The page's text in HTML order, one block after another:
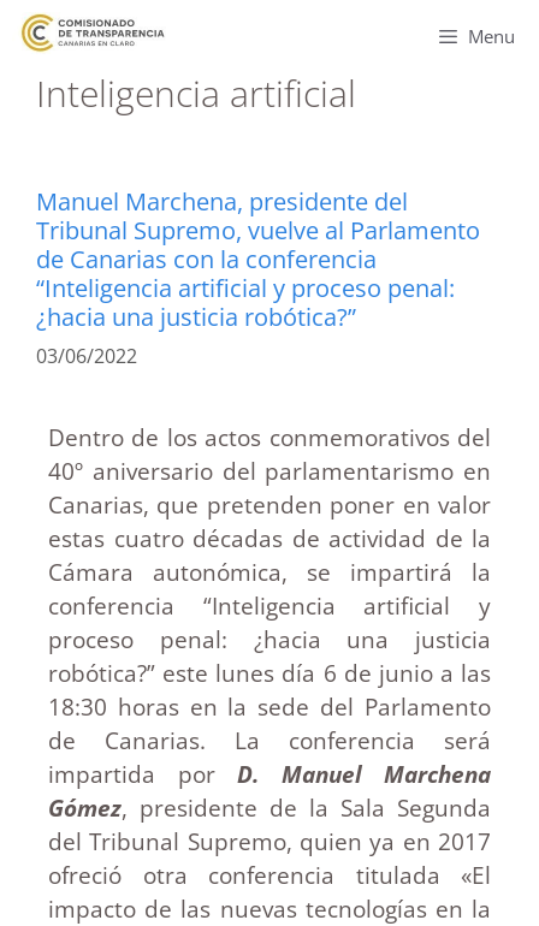
Menu
Inteligencia artificial
Manuel Marchena, presidente del
Tribunal Supremo, vuelve al Parlamento
de Canarias con la conferencia
“Inteligencia artificial y proceso penal:
¿hacia una justicia robótica?”
03/06/2022
Dentro de los actos conmemorativos del
40º aniversario del parlamentarismo en
Canarias, que pretenden poner en valor
estas cuatro décadas de actividad de la
Cámara autonómica, se impartirá la
conferencia “Inteligencia artificial y
proceso penal: ¿hacia una justicia
robótica?” este lunes día 6 de junio a las
18:30 horas en la sede del Parlamento
de Canarias. La conferencia será
impartida por D. Manuel Marchena
Gómez, presidente de la Sala Segunda
del Tribunal Supremo, quien ya en 2017
ofreció otra conferencia titulada «El
impacto de las nuevas tecnologías en la